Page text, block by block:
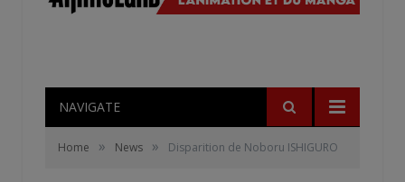
NAVIGATE
Home » News » Disparition de Noboru ISHIGURO